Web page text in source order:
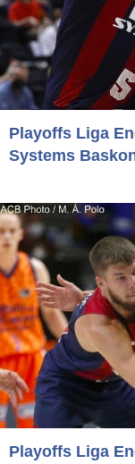
Playoffs Liga
Systems
Playoffs Liga